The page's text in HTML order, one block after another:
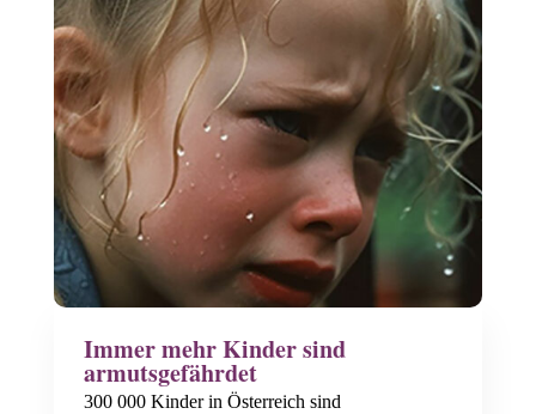
Immer mehr Kinder sind
armutsgefährdet
300 000 Kinder in Österreich sind